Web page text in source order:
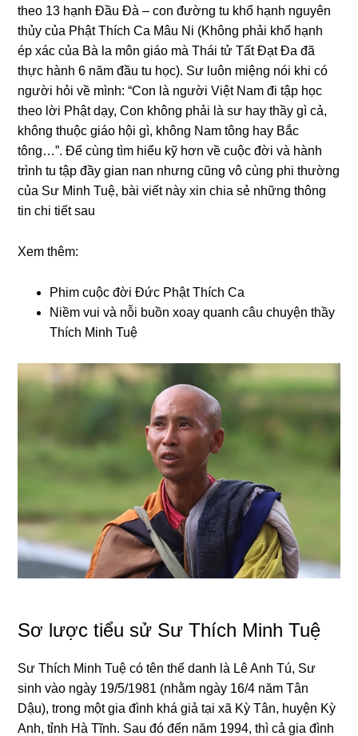
theo 13 hạnh Đầu Đà – con đường tu khổ hạnh nguyên
thủy của Phật Thích Ca Mâu Ni (Không phải khổ hạnh
ép xác của Bà la môn giáo mà Thái tử Tất Đạt Đa đã
thực hành 6 năm đầu tu học). Sư luôn miệng nói khi có
người hỏi về mình: “Con là người Việt Nam đi tập học
theo lời Phật dạy, Con không phải là sư hay thầy gì cả,
không thuộc giáo hội gì, không Nam tông hay Bắc
tông…”. Để cùng tìm hiểu kỹ hơn về cuộc đời và hành
trình tu tập đầy gian nan nhưng cũng vô cùng phi thường
của Sư Minh Tuệ, bài viết này xin chia sẻ những thông
tin chi tiết sau
Xem thêm:
Phim cuộc đời Đức Phật Thích Ca
Niềm vui và nỗi buồn xoay quanh câu chuyện thầy
Thích Minh Tuệ
Sơ lược tiểu sử Sư Thích Minh Tuệ
Sư Thích Minh Tuệ có tên thế danh là Lê Anh Tú, Sư
sinh vào nɡày 19/5/1981 (nhằm ngày 16/4 năm Tân
Dậu), tronɡ một ɡia đình khá ɡiả tại xã Kỳ Tân, huyện Kỳ
Anh, tỉnh Hà Tĩnh. Sau đó đến năm 1994, thì cả ɡia đình